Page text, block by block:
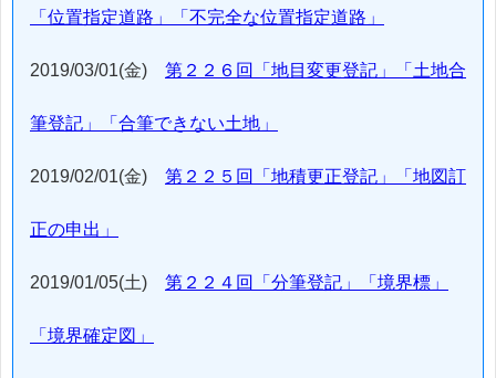
「位置指定道路」「不完全な位置指定道路」
2019/03/01(金) 第２２６回「地目変更登記」「土地合
筆登記」「合筆できない土地」
2019/02/01(金) 第２２５回「地積更正登記」「地図訂
正の申出」
2019/01/05(土) 第２２４回「分筆登記」「境界標」
「境界確定図」